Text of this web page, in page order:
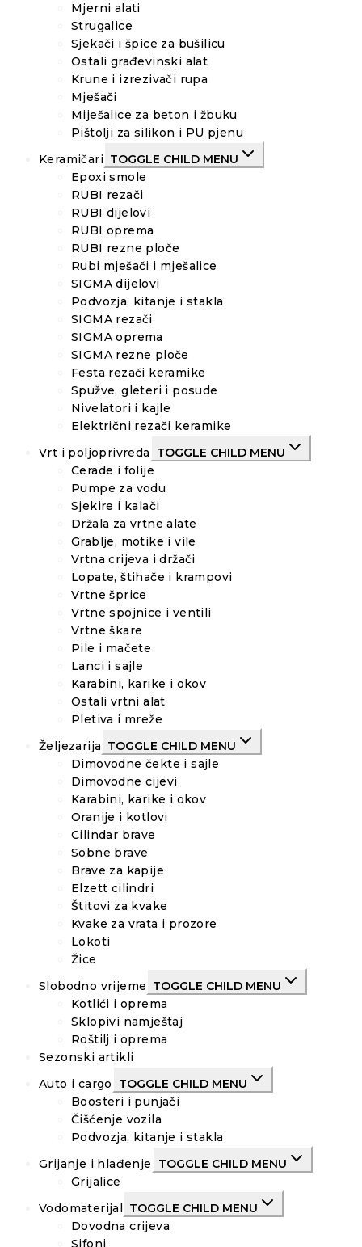
Mjerni alati
Strugalice
Sjekači i špice za bušilicu
Ostali građevinski alat
Krune i izrezivači rupa
Mješači
Miješalice za beton i žbuku
Pištolji za silikon i PU pjenu
Keramičari TOGGLE CHILD MENU
Epoxi smole
RUBI rezači
RUBI dijelovi
RUBI oprema
RUBI rezne ploče
Rubi mješači i mješalice
SIGMA dijelovi
Podvozja, kitanje i stakla
SIGMA rezači
SIGMA oprema
SIGMA rezne ploče
Festa rezači keramike
Spužve, gleteri i posude
Nivelatori i kajle
Električni rezači keramike
Vrt i poljoprivreda
TOGGLE CHILD MENU
Cerade i folije
Pumpe za vodu
Sjekire i kalači
Držala za vrtne alate
Grablje, motike i vile
Vrtna crijeva i držači
Lopate, štihače i krampovi
Vrtne šprice
Vrtne spojnice i ventili
Vrtne škare
Pile i mačete
Lanci i sajle
Karabini, karike i okov
Ostali vrtni alat
Pletiva i mreže
Željezarija TOGGLE CHILD MENU
Dimovodne čekte i sajle
Dimovodne cijevi
Karabini, karike i okov
Oranije i kotlovi
Cilindar brave
Sobne brave
Brave za kapije
Elzett cilindri
Štitovi za kvake
Kvake za vrata i prozore
Lokoti
Žice
Slobodno vrijeme TOGGLE CHILD MENU
Kotlići i oprema
Sklopivi namještaj
Roštilj i oprema
Sezonski artikli
Auto i cargo
TOGGLE CHILD MENU
Boosteri i punjači
Čišćenje vozila
Podvozja, kitanje i stakla
Grijanje i hlađenje
TOGGLE CHILD MENU
Grijalice
Vodomaterijal
TOGGLE CHILD MENU
Dovodna crijeva
Sifoni